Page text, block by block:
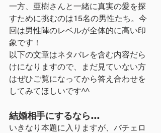
一方、亜樹さんと一緒に真実の愛を探
すために挑むのは15名の男性たち。今
回は男性陣のレベルが全体的に高い印
象です！
以下の文章はネタバレを含む内容だら
けになりますので、まだ見ていない方
はぜひご覧になってから答え合わせを
してみてほしいです^^
結婚相手にするなら…
いきなり本題に入りますが、バチェロ